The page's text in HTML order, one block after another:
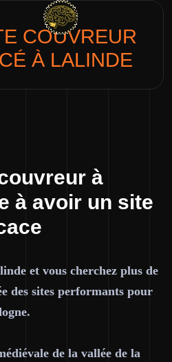
COUVREUR
À LALINDE
à
à avoir un site
et vous cherchez plus de
des sites performants pour
de la vallée de la